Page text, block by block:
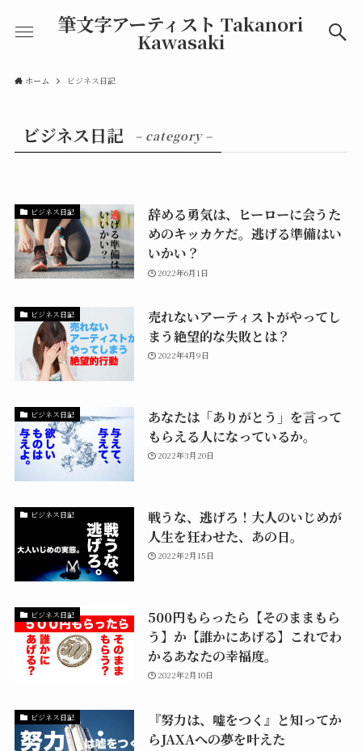
筆文字アーティスト Takanori
Kawasaki
ホーム ビジネス日記
ビジネス日記 – category –
ビジネス日記
辞める勇気は、ヒーローに会うた
めのキッカケだ。逃げる準備はい
いかい？
2022年6月1日
ビジネス日記
売れないアーティストがやってし
まう絶望的な失敗とは？
2022年4月9日
ビジネス日記
あなたは「ありがとう」を言って
もらえる人になっているか。
2022年3月20日
ビジネス日記
戦うな、逃げろ！大人のいじめが
人生を狂わせた、あの日。
2022年2月15日
ビジネス日記
500円もらったら【そのままもら
う】か【誰かにあげる】これでわ
かるあなたの幸福度。
2022年2月10日
ビジネス日記
『努力は、嘘をつく』と知ってか
らJAXAへの夢を叶えた